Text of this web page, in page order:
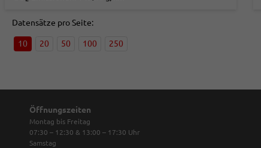
Datensätze pro Seite:
10 20 50 100 250
Öffnungszeiten
Montag bis Freitag
07:30 – 12:30 & 13:00 – 17:30 Uhr
Samstag